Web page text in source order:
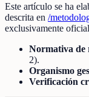
Este artículo se ha
descrita en /
exclusivamente
Normativa de
2).
Organismo
Verificación